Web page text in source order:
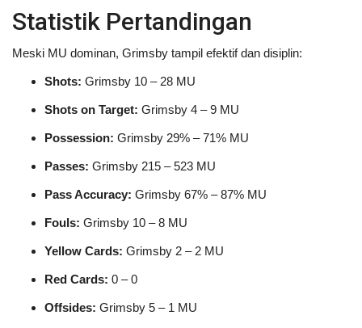
Statistik Pertandingan
Meski MU dominan, Grimsby tampil efektif dan disiplin:
Shots: Grimsby 10 – 28 MU
Shots on Target: Grimsby 4 – 9 MU
Possession: Grimsby 29% – 71% MU
Passes: Grimsby 215 – 523 MU
Pass Accuracy: Grimsby 67% – 87% MU
Fouls: Grimsby 10 – 8 MU
Yellow Cards: Grimsby 2 – 2 MU
Red Cards: 0 – 0
Offsides: Grimsby 5 – 1 MU